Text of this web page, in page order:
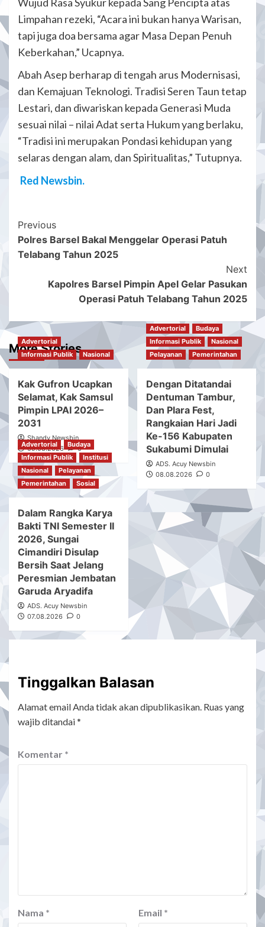
Limpahan rezeki, “Acara ini bukan hanya Warisan,
tapi juga doa bersama agar Masa Depan Penuh
Keberkahan,” Ucapnya.
Abah Asep berharap di tengah arus Modernisasi,
dan Kemajuan Teknologi. Tradisi Seren Taun tetap
Lestari, dan diwariskan kepada Generasi Muda
sesuai nilai – nilai Adat serta Hukum yang berlaku,
“Tradisi ini merupakan Pondasi kehidupan yang
selaras dengan alam, dan Spiritualitas,” Tutupnya.
Red Newsbin.
Post
Navigation
Previous
Polres Barsel Bakal Menggelar Operasi Patuh
Telabang Tahun 2025
Next
Kapolres Barsel Pimpin Apel Gelar Pasukan
Operasi Patuh Telabang Tahun 2025
More Stories
Advertorial
Informasi Publik
Nasional
Kak Gufron Ucapkan
Selamat, Kak Samsul
Pimpin LPAI 2026–
2031
Shandy Newsbin
09.08.2026
0
Advertorial
Budaya
Informasi Publik
Nasional
Pelayanan
Pemerintahan
Dengan Ditatandai
Dentuman Tambur,
Dan Plara Fest,
Rangkaian Hari Jadi
Ke-156 Kabupaten
Sukabumi Dimulai
ADS. Acuy Newsbin
08.08.2026
0
Advertorial
Budaya
Informasi Publik
Institusi
Nasional
Pelayanan
Pemerintahan
Sosial
Dalam Rangka Karya
Bakti TNI Semester II
2026, Sungai
Cimandiri Disulap
Bersih Saat Jelang
Peresmian Jembatan
Garuda Aryadifa
ADS. Acuy Newsbin
07.08.2026
0
Tinggalkan Balasan
Alamat email Anda tidak akan dipublikasikan. Ruas yang
wajib ditandai*
Komentar *
Nama * Email *